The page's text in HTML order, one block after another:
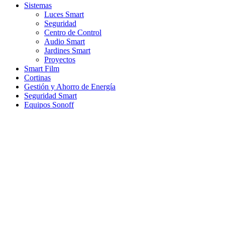
Sistemas
Luces Smart
Seguridad
Centro de Control
Audio Smart
Jardines Smart
Proyectos
Smart Film
Cortinas
Gestión y Ahorro de Energía
Seguridad Smart
Equipos Sonoff